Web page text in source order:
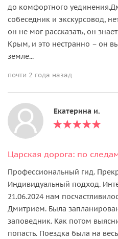
до комфортного
собеседник и экскурсовод,
он не мог рассказать, он
Крым, и это нестранно – он
земле...
почти 2 года назад
Екатерина и.
Царская дорога: по
Профессиональный гид.
Индивидуальный подход.
21.06.2024 нам
Дмитрием. Была
заповедник. Как потом
попасть. Поездка была на